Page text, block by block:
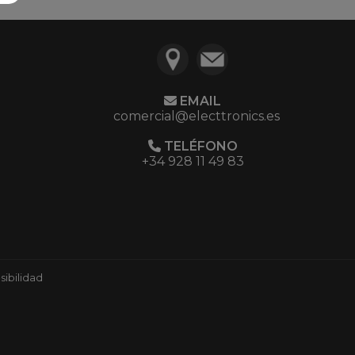
EMAIL
comercial@electtronics.es
TELÉFONO
+34 928 11 49 83